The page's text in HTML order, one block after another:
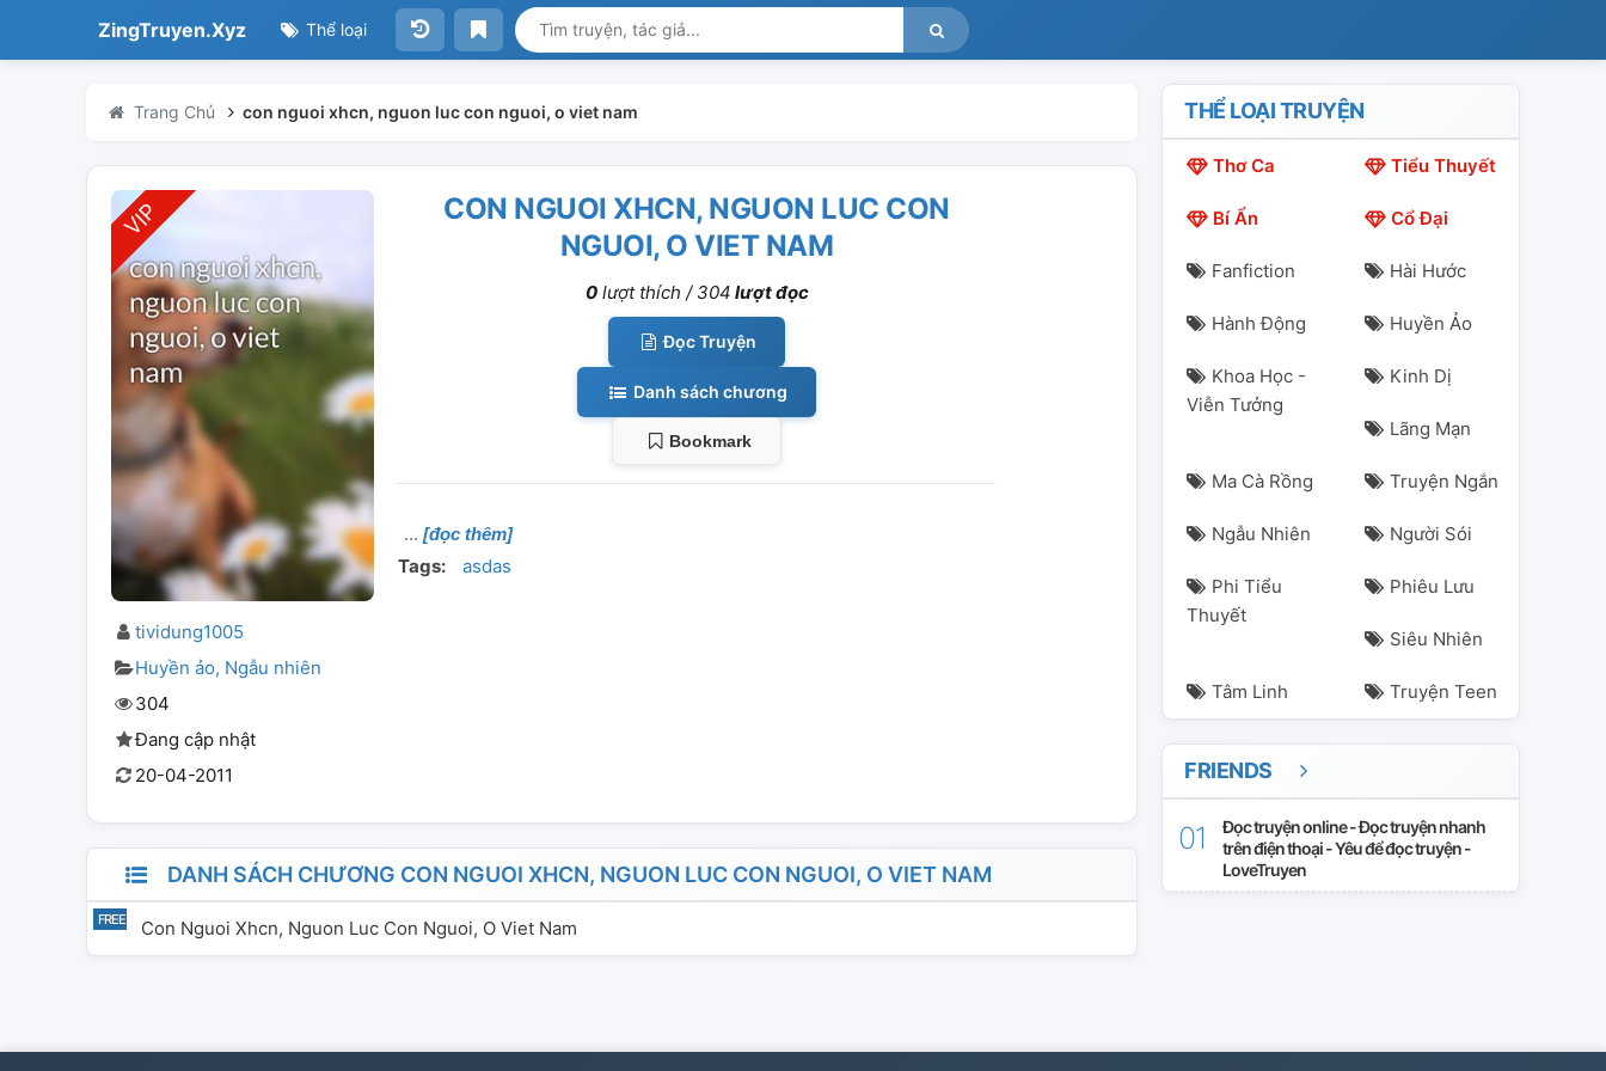
ZingTruyen.Xyz Thể loại
Trang Chủ con nguoi xhcn, nguon luc con nguoi, o viet nam
tividung1005
Huyền ảo Ngẫu nhiên
304
Đang cập nhật
20-04-2011
CON NGUOI XHCN, NGUON LUC CON
NGUOI, O VIET NAM
0lượt thích / 304 lượt đọc
Đọc Truyện
Danh sách chương
Bookmark
[đọc thêm]
Tags: asdas
DANH SÁCH CHƯƠNG CON NGUOI XHCN, NGUON LUC CON NGUOI, O VIET NAM
Con Nguoi Xhcn, Nguon Luc Con Nguoi, O Viet Nam
THỂ LOẠI TRUYỆN
Thơ Ca Tiểu Thuyết
Bí Ẩn Cổ Đại
Fanfiction Hài Hước
Hành Động Huyền Ảo
Khoa Học -
Viễn Tưởng
Kinh Dị
Lãng Mạn
Ma Cà Rồng Truyện Ngắn
Ngẫu Nhiên Người Sói
Phi Tiểu
Thuyết
Phiêu Lưu
Siêu Nhiên
Tâm Linh Truyện Teen
FRIENDS
Đọc truyện online - Đọc truyện nhanh
trên điện thoại - Yêu để đọc truyện -
LoveTruyen